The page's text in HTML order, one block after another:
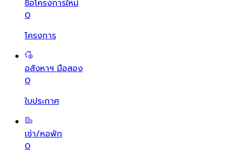
ซื้อโครงการใหม่
0
โครงการ
อสังหาฯ มือสอง
0
ใบประกาศ
เช่า/หอพัก
0